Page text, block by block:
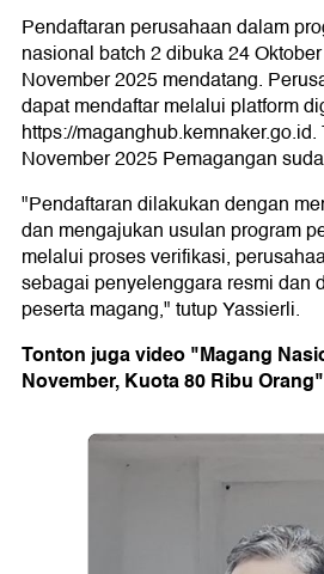
Pendaftaran perusahaan dalam
nasional batch 2 dibuka 24
November 2025 mendatang.
dapat mendaftar melalui platform
https://
November 2025 Pemagangan
"Pendaftaran dilakukan dengan
dan mengajukan usulan program
melalui proses verifikasi,
sebagai penyelenggara resmi dan
peserta magang," tutup Yassierli.
Tonton juga video "Magang
November, Kuota 80 Ribu